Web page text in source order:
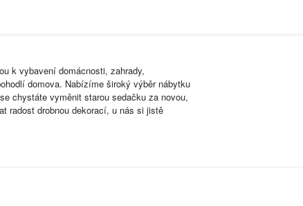
k vybavení domácnosti, zahrady,
domova. Nabízíme široký výběr nábytku
chystáte vyměnit starou sedačku za novou,
radost drobnou dekorací, u nás si jistě